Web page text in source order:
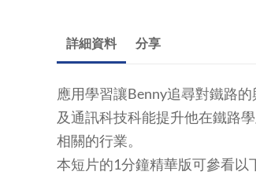
詳細資料 分享
應用學習讓Benny追尋對鐵路
及通訊科技科能提升他在鐵路
相關的行業。
本短片的1分鐘精華版可參看以